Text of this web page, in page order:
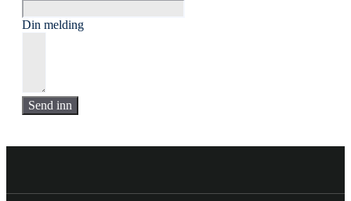
Din melding
Send inn